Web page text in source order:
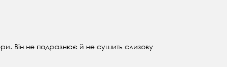
Він не подразнює й не сушить слизову